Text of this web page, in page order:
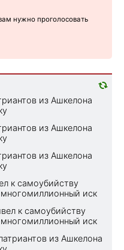
нужно проголосовать
из Ашкелона
из Ашкелона
из Ашкелона
к самоубийству
иск
к самоубийству
иск
из Ашкелона